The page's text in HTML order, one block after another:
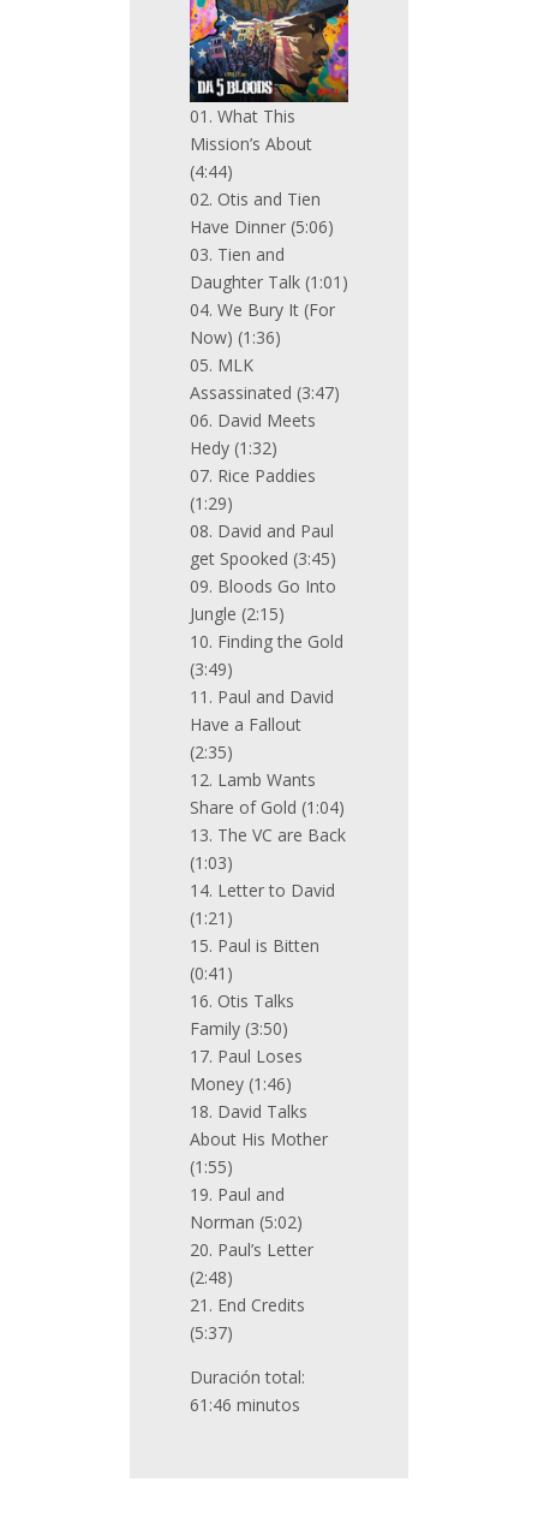
01. What This
Mission’s About
(4:44)
02. Otis and Tien
Have Dinner (5:06)
03. Tien and
Daughter Talk (1:01)
04. We Bury It (For
Now) (1:36)
05. MLK
Assassinated (3:47)
06. David Meets
Hedy (1:32)
07. Rice Paddies
(1:29)
08. David and Paul
get Spooked (3:45)
09. Bloods Go Into
Jungle (2:15)
10. Finding the Gold
(3:49)
11. Paul and David
Have a Fallout
(2:35)
12. Lamb Wants
Share of Gold (1:04)
13. The VC are Back
(1:03)
14. Letter to David
(1:21)
15. Paul is Bitten
(0:41)
16. Otis Talks
Family (3:50)
17. Paul Loses
Money (1:46)
18. David Talks
About His Mother
(1:55)
19. Paul and
Norman (5:02)
20. Paul’s Letter
(2:48)
21. End Credits
(5:37)
Duración total:
61:46 minutos